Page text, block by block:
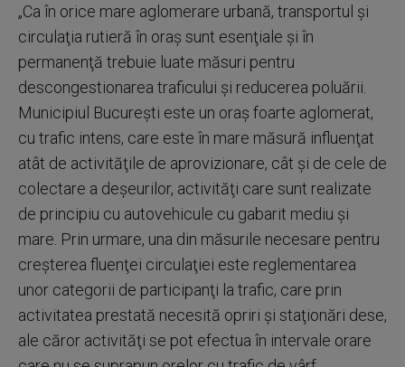
„Ca în orice mare aglomerare urbană, transportul şi
circulaţia rutieră în oraş sunt esenţiale şi în
permanenţă trebuie luate măsuri pentru
descongestionarea traficului şi reducerea poluării.
Municipiul Bucureşti este un oraş foarte aglomerat,
cu trafic intens, care este în mare măsură influenţat
atât de activităţile de aprovizionare, cât şi de cele de
colectare a deşeurilor, activităţi care sunt realizate
de principiu cu autovehicule cu gabarit mediu şi
mare. Prin urmare, una din măsurile necesare pentru
creşterea fluenţei circulaţiei este reglementarea
unor categorii de participanţi la trafic, care prin
activitatea prestată necesită opriri şi staţionări dese,
ale căror activităţi se pot efectua în intervale orare